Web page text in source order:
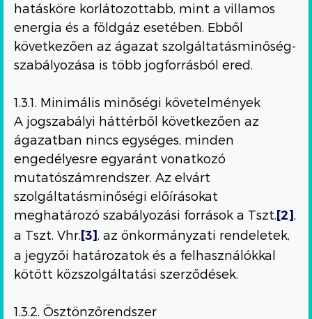
hatásköre korlátozottabb, mint a villamos
energia és a földgáz esetében. Ebből
következően az ágazat szolgáltatásminőség-
szabályozása is több jogforrásból ered.
1.3.1. Minimális minőségi követelmények
A jogszabályi háttérből következően az
ágazatban nincs egységes, minden
engedélyesre egyaránt vonatkozó
mutatószámrendszer. Az elvárt
szolgáltatásminőségi előírásokat
meghatározó szabályozási források a Tszt. [2]
a Tszt. Vhr. [3] , az önkormányzati rendeletek,
a jegyzői határozatok és a felhasználókkal
kötött közszolgáltatási szerződések.
1.3.2. Ösztönzőrendszer